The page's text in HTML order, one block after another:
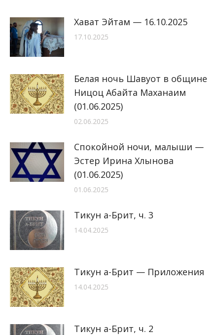
Хават Эйтам — 16.10.2025
17.10.2025
Белая ночь Шавуот в общине
Ницоц Абайта Маханаим
(01.06.2025)
02.06.2025
Спокойной ночи, малыши —
Эстер Ирина Хлынова
(01.06.2025)
01.06.2025
Тикун а-Брит, ч. 3
14.04.2025
Тикун а-Брит — Приложения
14.04.2025
Тикун а-Брит, ч. 2